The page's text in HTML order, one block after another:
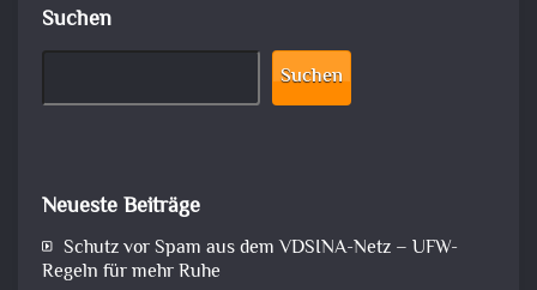
Suchen
Suchen
Neueste Beiträge
Schutz vor Spam aus dem VDSINA-Netz – UFW-
Regeln für mehr Ruhe